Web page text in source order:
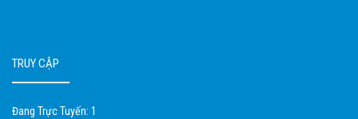
TRUY CẬP
Đang Trực Tuyến: 1